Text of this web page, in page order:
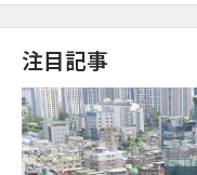
注目記事